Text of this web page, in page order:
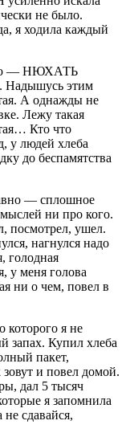
не было.
я ходила каждый
— НЮХАТЬ
этим
А однажды не
Лежу такая
Кто что
у людей хлеба
до беспамятства
— сплошное
ни про кого.
посмотрел, ушел.
нагнулся надо
голодная
у меня голова
ни о чем, повел в
которого я не
запах. Купил хлеба
пакет,
зовут и повел домой.
дал 5 тысяч
я запомнила
сдавайся,